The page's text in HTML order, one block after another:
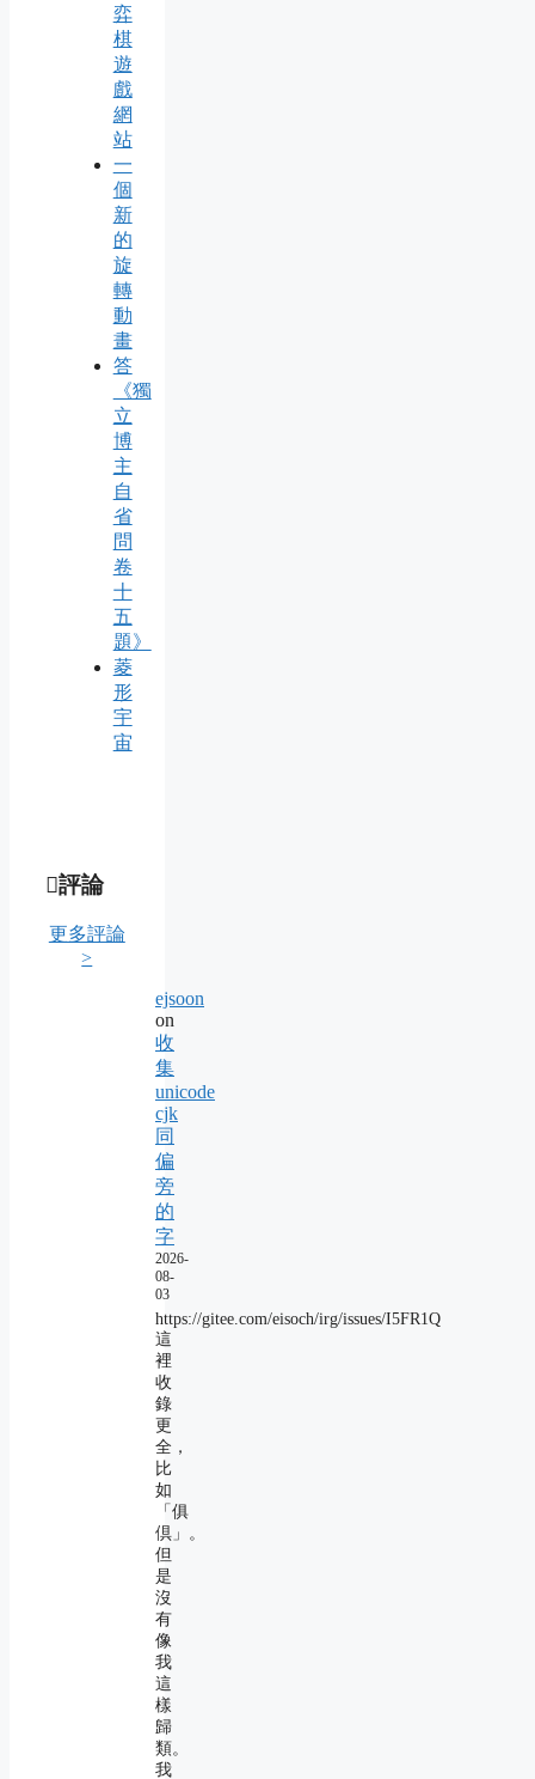
弈
棋
遊
戲
網
站
一
個
新
的
旋
轉
動
畫
答
《獨
立
博
主
自
省
問
卷
十
五
題》
菱
形
宇
宙
評論
更多評論
>
ejsoon
on
收
集
unicode
cjk
同
偏
旁
的
字
2026-
08-
03
https://gitee.com/eisoch/irg/issues/I5FR1Q
這
裡
收
錄
更
全，
比
如
「俱
倶」。
但
是
沒
有
像
我
這
樣
歸
類。
我